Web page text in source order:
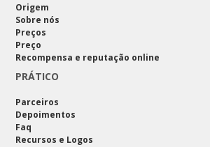
Origem
Sobre nós
Preços
Preço
Recompensa e reputação online
PRÁTICO
Parceiros
Depoimentos
Faq
Recursos e Logos